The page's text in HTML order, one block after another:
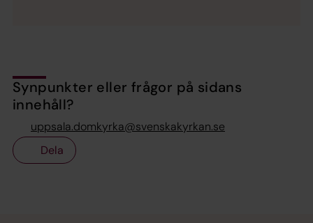
Synpunkter eller frågor på sidans
innehåll?
uppsala.domkyrka@svenskakyrkan.se
Dela